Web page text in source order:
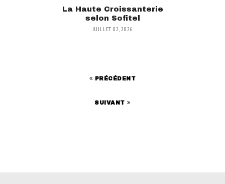
La Haute Croissanterie
selon Sofitel
JUILLET 02, 2026
PRÉCÉDENT
SUIVANT